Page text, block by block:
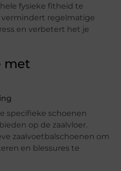
fysieke fitheid te
regelmatige
en verbetert het je
met
specifieke schoenen
op de zaalvloer.
zaalvoetbalschoenen om
en blessures te